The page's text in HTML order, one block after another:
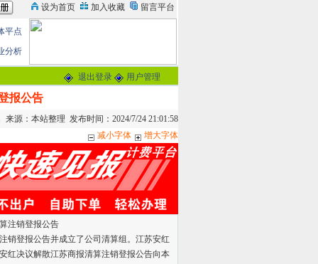
平点
分析
退出登录 用户管理
报公告
来源：本站整理 发布时间：2024/7/24 21:01:58
减小字体
增大字体
注销登报公告
销登报公告并成立了公司清算组。江苏安红
红决议解散江苏商报清算注销登报公告向本